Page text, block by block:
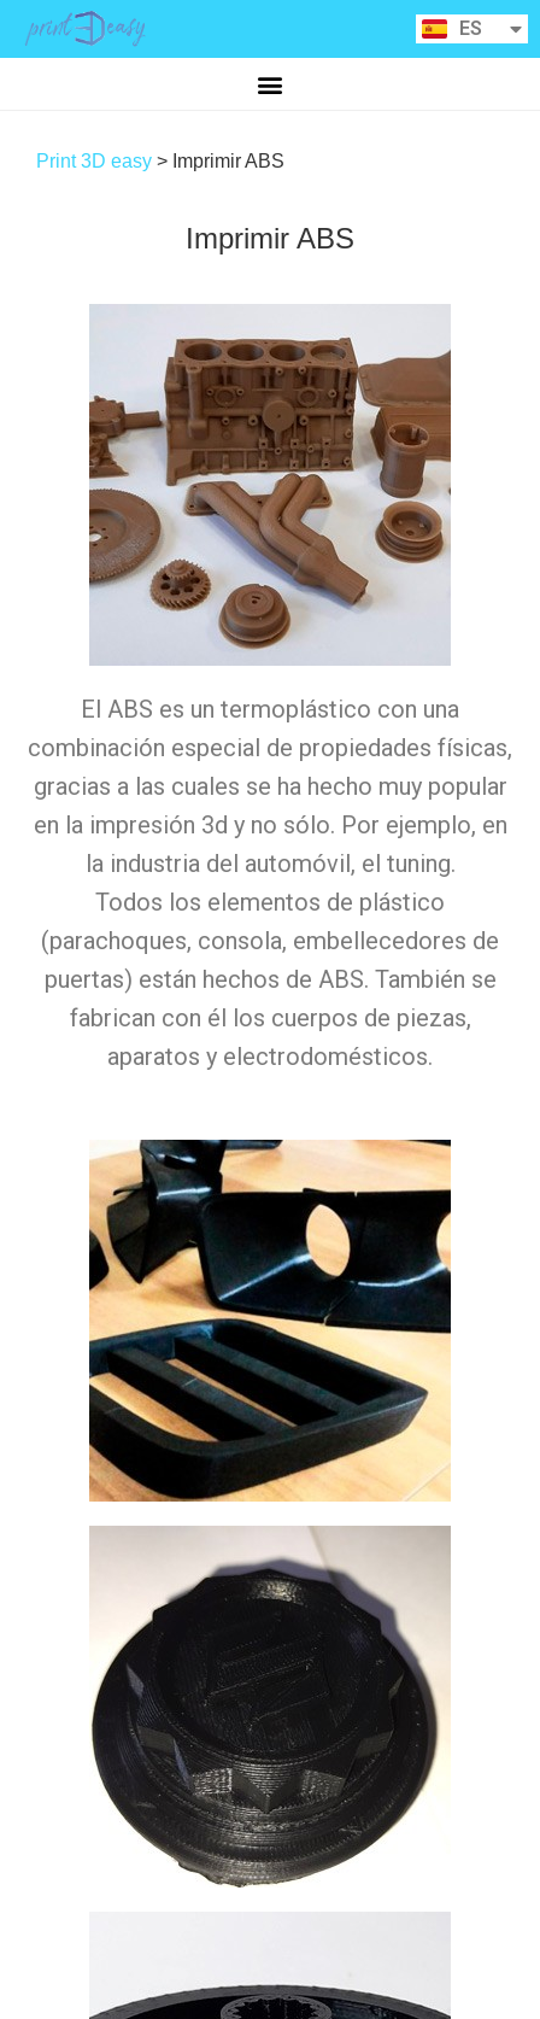
ES
RU
CA
Print 3D easy > Imprimir ABS
Imprimir ABS
El ABS es un termoplástico con una
combinación especial de propiedades físicas,
gracias a las cuales se ha hecho muy popular
en la impresión 3d y no sólo. Por ejemplo, en
la industria del automóvil, el tuning.
Todos los elementos de plástico
(parachoques, consola, embellecedores de
puertas) están hechos de ABS. También se
fabrican con él los cuerpos de piezas,
aparatos y electrodomésticos.